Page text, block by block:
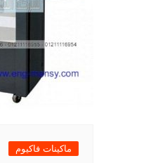
ماكينات فاكيوم